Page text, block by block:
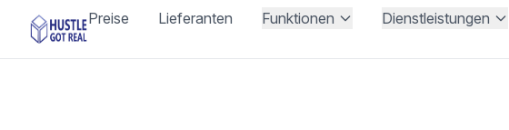
Preise Lieferanten Funktionen Dienstleistungen